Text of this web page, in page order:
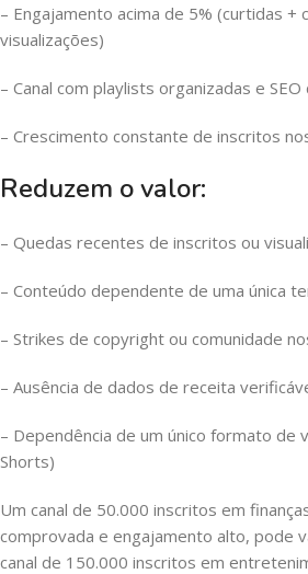
– Engajamento acima de 5% (curtidas +
visualizações)
– Canal com playlists organizadas e
– Crescimento constante de inscritos
Reduzem o valor:
– Quedas recentes de inscritos ou
– Conteúdo dependente de uma única
– Strikes de copyright ou comunidade
– Ausência de dados de receita
– Dependência de um único formato de
Shorts)
Um canal de 50.000 inscritos em
comprovada e engajamento alto, pode
canal de 150.000 inscritos em